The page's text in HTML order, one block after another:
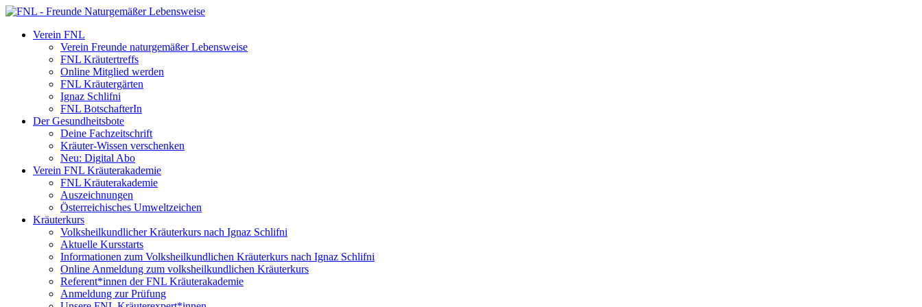
Verein FNL
Verein Freunde naturgemäßer Lebensweise
FNL Kräutertreffs
Online Mitglied werden
FNL Kräutergärten
Ignaz Schlifni
FNL BotschafterIn
Der Gesundheitsbote
Deine Fachzeitschrift
Kräuter-Wissen verschenken
Neu: Digital Abo
Verein FNL Kräuterakademie
FNL Kräuterakademie
Auszeichnungen
Österreichisches Umweltzeichen
Kräuterkurs
Volksheilkundlicher Kräuterkurs nach Ignaz Schlifni
Aktuelle Kursstarts
Informationen zum Volksheilkundlichen Kräuterkurs nach Ignaz Schlifni
Online Anmeldung zum volksheilkundlichen Kräuterkurs
Referent*innen der FNL Kräuterakademie
Anmeldung zur Prüfung